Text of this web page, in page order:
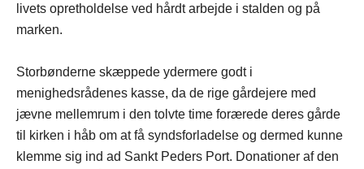
livets opretholdelse ved hårdt arbejde i stalden og på
marken.
Storbønderne skæppede ydermere godt i
menighedsrådenes kasse, da de rige gårdejere med
jævne mellemrum i den tolvte time forærede deres gårde
til kirken i håb om at få syndsforladelse og dermed kunne
klemme sig ind ad Sankt Peders Port. Donationer af den